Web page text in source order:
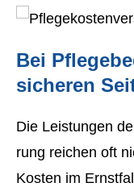
Bei
sicheren
Die Leistungen
rung reichen oft
Kosten im